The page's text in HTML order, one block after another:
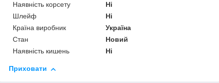
Наявність корсету
Ні
Шлейф
Ні
Країна виробник
Україна
Стан
Новий
Наявність кишень
Ні
Приховати